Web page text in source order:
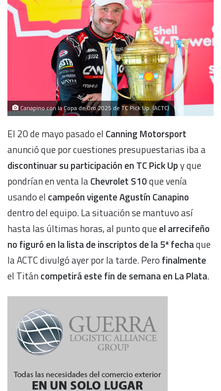
Canapino con la Copa de Oro 2025 de TC Pick Up. (ACTC)
El 20 de mayo pasado el Canning Motorsport
anunció que por cuestiones presupuestarias iba a
discontinuar su participación en TC Pick Upy que
pondrían en venta laChevrolet S10que venía
usando el campeón vigente Agustín Canapino
dentro del equipo. La situación se mantuvo así
hasta las últimas horas, al punto queel arrecifeño
no figuró en la lista de inscriptos de la 5ª fechaque
la ACTC divulgó ayer por la tarde. Pero finalmente
el Titáncompetirá este fin de semana en La Plata.